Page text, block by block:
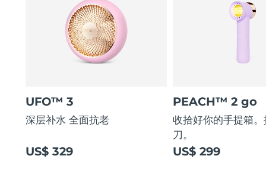
UFO™ 3
深层补水 全面抗老
US$ 329
PEACH™ 2 go
收拾好你的手提箱
刀。
US$ 299